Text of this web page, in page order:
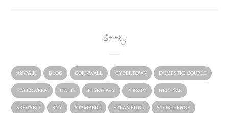
Štítky
AU-PAIR BLOG CORNWALL CYBERTOWN DOMESTIC COUPLE
HALLOWEEN ITALIE JUNKTOWN PODZIM RECENZE
SKOTSKO SNY STAMPEDE STEAMPUNK STONEHENGE